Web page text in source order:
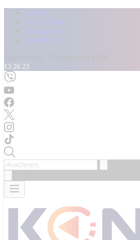
Αρχική
Kontra Live
Καταγγελίες
Επικοινωνία
13:26:25